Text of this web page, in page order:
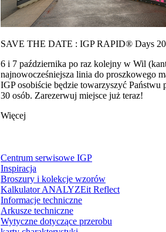
SAVE THE DATE : IGP RAPID® Days
6 i 7 października po raz kolejny w Wil
najnowocześniejsza linia do proszkowego
IGP osobiście będzie towarzyszyć Państwu
30 osób. Zarezerwuj miejsce już teraz!
Więcej
Centrum serwisowe IGP
Inspiracja
Broszury i kolekcje wzorów
Kalkulator ANALYZEit Reflect
Informacje techniczne
Arkusze techniczne
Wytyczne dotyczące przerobu